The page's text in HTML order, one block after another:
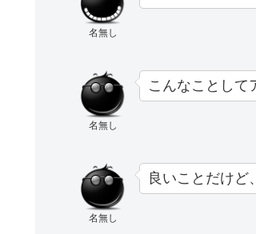
名無し
名無し
こんなことして
名無し
良いことだけど